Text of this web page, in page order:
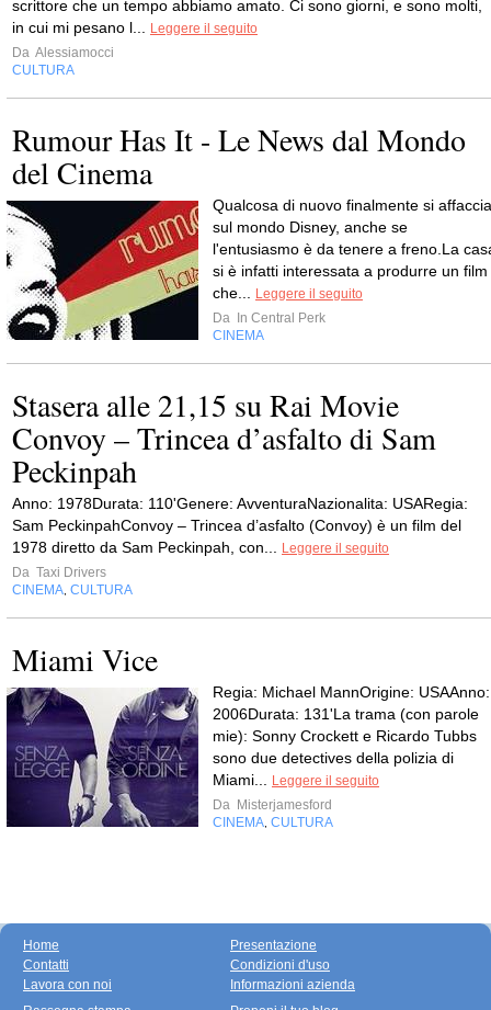
scrittore che un tempo abbiamo amato. Ci sono giorni, e sono molti,
in cui mi pesano l...
Leggere il seguito
Da Alessiamocci
CULTURA
Rumour Has It - Le News dal Mondo
del Cinema
Qualcosa di nuovo finalmente si affaccia
sul mondo Disney, anche se
l'entusiasmo è da tenere a freno.La
si è infatti interessata a produrre un film
che...
Leggere il seguito
Da
In Central Perk
CINEMA
Stasera alle 21,15 su Rai Movie
Convoy – Trincea d’asfalto di Sam
Peckinpah
Anno: 1978Durata: 110'Genere: AvventuraNazionalita: USARegia:
Sam PeckinpahConvoy – Trincea d’asfalto (Convoy) è un film del
1978 diretto da Sam Peckinpah, con...
Leggere il seguito
Da Taxi Drivers
CINEMA CULTURA
Miami Vice
Regia: Michael MannOrigine: USAAnno:
2006Durata: 131'La trama (con parole
mie): Sonny Crockett e Ricardo Tubbs
sono due detectives della polizia di
Miami...
Leggere il seguito
Da Misterjamesford
CINEMA CULTURA
Home
Contatti
Lavora con noi
Presentazione
Condizioni d'uso
Informazioni azienda